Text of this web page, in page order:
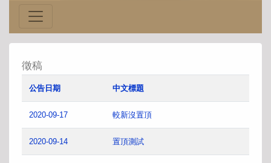
徵稿
公告日期 中文標題
2020-09-17 較新沒置頂
2020-09-14 置頂測試